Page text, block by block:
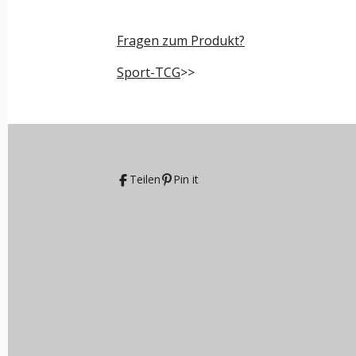
Fragen zum Produkt?
Sport-TCG>>
Teilen Pin it